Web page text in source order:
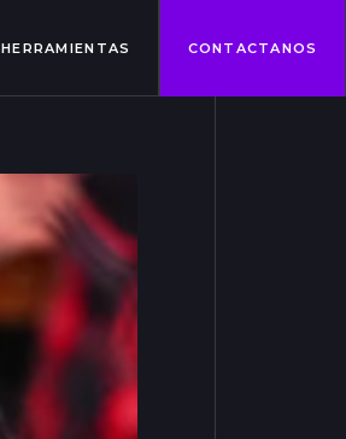
HERRAMIENTAS CONTACTANOS